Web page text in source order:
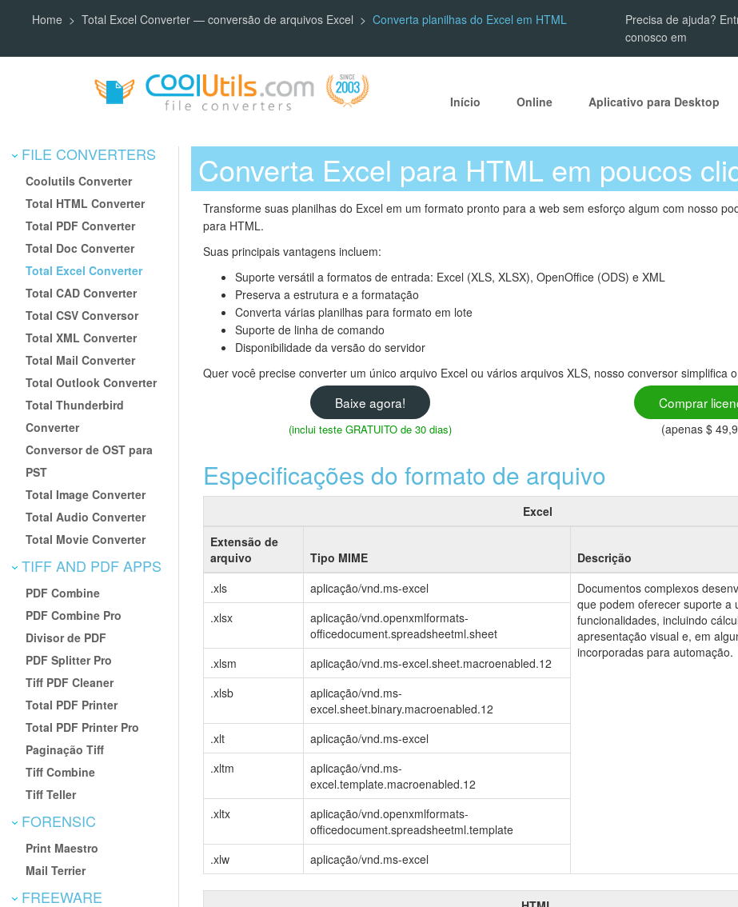
Home Total Excel Converter — conversão de arquivos Excel Converta planilhas do Excel em HTML
Precisa de ajuda?
conosco em
Início Online Aplicativo para Desktop
FILE CONVERTERS
Coolutils Converter
Total HTML Converter
Total PDF Converter
Total Doc Converter
Total Excel Converter
Total CAD Converter
Total CSV Conversor
Total XML Converter
Total Mail Converter
Total Outlook Converter
Total Thunderbird
Converter
Conversor de OST para
PST
Total Image Converter
Total Audio Converter
Total Movie Converter
TIFF AND PDF APPS
PDF Combine
PDF Combine Pro
Divisor de PDF
PDF Splitter Pro
Tiff PDF Cleaner
Total PDF Printer
Total PDF Printer Pro
Paginação Tiff
Tiff Combine
Tiff Teller
FORENSIC
Print Maestro
Mail Terrier
FREEWARE
Converta Excel para HTML em poucos
Transforme suas planilhas do Excel em um formato pronto para a web sem esforço algum com nosso
para HTML.
Suas principais vantagens incluem:
Suporte versátil a formatos de entrada: Excel (XLS, XLSX), OpenOffice (ODS) e XML
Preserva a estrutura e a formatação
Converta várias planilhas para formato em lote
Suporte de linha de comando
Disponibilidade da versão do servidor
Quer você precise converter um único arquivo Excel ou vários arquivos XLS, nosso conversor simplifica
Baixe agora!
(inclui teste GRATUITO de 30 dias)
Comprar
(apenas $
Especificações do formato de arquivo
Excel
Extensão de
arquivo
Tipo MIME
Descrição
.xls
aplicação/vnd.ms-excel
Documentos complexos
que podem oferecer suporte a
funcionalidades, incluindo
apresentação visual e, em
incorporadas para automação.
.xlsx
aplicação/vnd.openxmlformats-
officedocument.spreadsheetml.sheet
.xlsm
aplicação/vnd.ms-excel.sheet.macroenabled.12
.xlsb
aplicação/vnd.ms-
excel.sheet.binary.macroenabled.12
.xlt
aplicação/vnd.ms-excel
.xltm
aplicação/vnd.ms-
excel.template.macroenabled.12
.xltx
aplicação/vnd.openxmlformats-
officedocument.spreadsheetml.template
.xlw
aplicação/vnd.ms-excel